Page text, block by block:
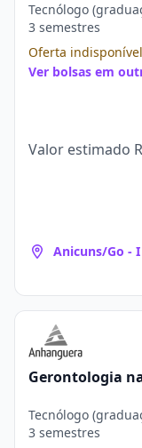
Tecnólogo
3 semestres
Oferta indisponível
Ver bolsas em
Valor estimado
Anicuns/Go -
Gerontologia
Tecnólogo
3 semestres